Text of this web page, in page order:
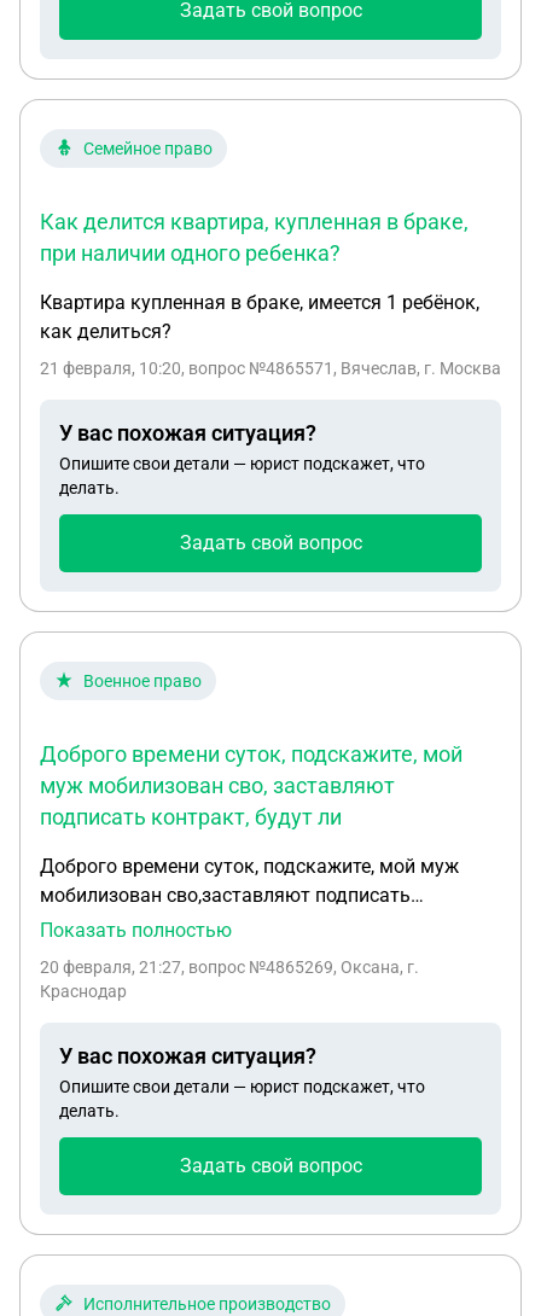
брака, значит разделу не подлежит. А подлежит
делится пополам мне и жене. (16%/2=8%) А 84%
Задать свой вопрос
Семейное право
Как делится квартира, купленная в браке,
при наличии одного ребенка?
Квартира купленная в браке, имеется 1 ребëнок,
как делиться?
21 февраля, 10:20, вопрос №4865571, Вячеслав, г. Москва
У вас похожая ситуация?
Опишите свои детали — юрист подскажет, что
делать.
Задать свой вопрос
Военное право
Доброго времени суток, подскажите, мой
муж мобилизован сво, заставляют
подписать контракт, будут ли
Доброго времени суток, подскажите, мой муж
мобилизован сво,заставляют подписать
контракт, будут ли производится выплаты
и считается ли мобилизованный после
Показать полностью
20 февраля, 21:27, вопрос №4865269, Оксана, г.
Краснодар
У вас похожая ситуация?
Опишите свои детали — юрист подскажет, что
делать.
Задать свой вопрос
Исполнительное производство